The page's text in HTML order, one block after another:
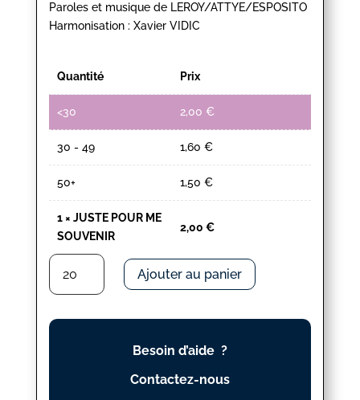
Paroles et musique de LEROY/ATTYE/ESPOSITO
Harmonisation : Xavier VIDIC
Quantité Prix
<30 2,00 €
30 - 49 1,60 €
50+ 1,50 €
1× JUSTE POUR ME
SOUVENIR
2,00 €
quantité
JUSTE
POUR
Ajouter au panier
Besoin d’aide ?
Contactez-nous